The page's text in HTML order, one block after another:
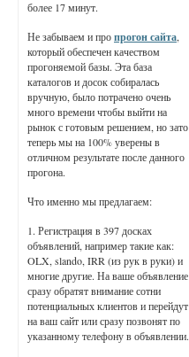
более 17 минут.
Не забываем и пропрогон сайта,
который обеспечен качеством
прогоняемой базы. Эта база
каталогов и досок собиралась
вручную, было потрачено очень
много времени чтобы выйти на
рынок с готовым решением, но зато
теперь мы на 100% уверены в
отличном результате после данного
прогона.
Что именно мы предлагаем:
1. Регистрация в 397 досках
объявлений, например такие как:
OLX, slando, IRR (из рук в руки) и
многие другие. На ваше объявление
сразу обратят внимание сотни
потенциальных клиентов и перейдут
на ваш сайт или сразу позвонят по
указанному телефону в объявлении.